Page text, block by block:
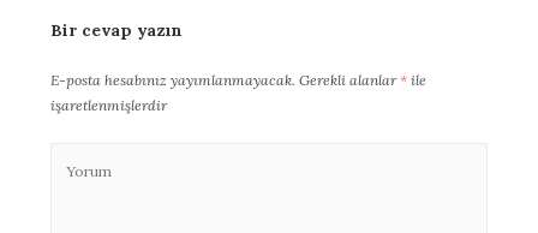
Bir cevap yazın
E-posta hesabınız yayımlanmayacak. Gerekli alanlar* ile
işaretlenmişlerdir